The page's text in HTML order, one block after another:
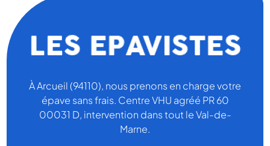
À Arcueil (94110), nous prenons en charge votre
épave sans frais. Centre VHU agréé PR 60
00031 D, intervention dans tout le Val-de-
Marne.